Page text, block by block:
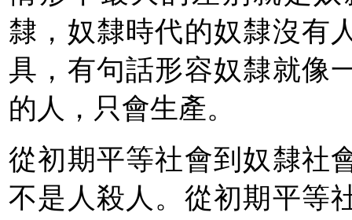
隸，奴隸時代的奴隸沒有
具，有句話形容奴隸就像
的人，只會生產。
從初期平等社會到奴隸社
不是人殺人。從初期平等